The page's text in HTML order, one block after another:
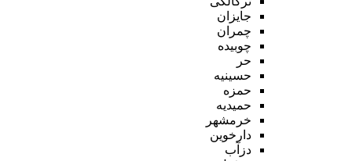
جایزان
چمران
چوبیده
حر
حسینیه
حمزه
حمیدیه
خرمشهر
دارخوین
دزآب